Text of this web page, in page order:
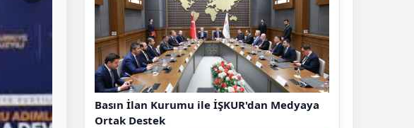
Basın İlan Kurumu ile İŞKUR'dan Medyaya
Ortak Destek